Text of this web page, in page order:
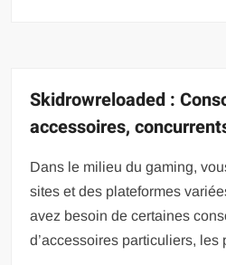
Skidrowreloaded :
accessoires,
Dans le milieu du gaming,
sites et des plateformes
avez besoin de certaines
d’accessoires particuliers, les